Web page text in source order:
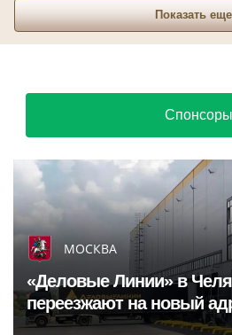
Показать
Спонсоры
МОСКВА
«Деловые Линии» в
переезжают на новый